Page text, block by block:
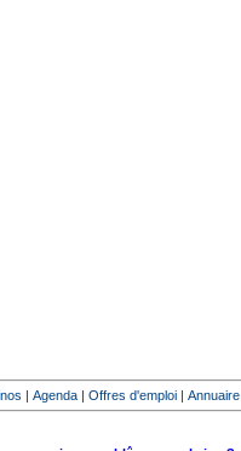
| Agenda | Offres d'emploi | Annuaire